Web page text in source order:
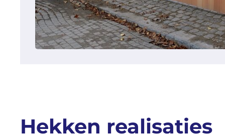
Hekken realisaties